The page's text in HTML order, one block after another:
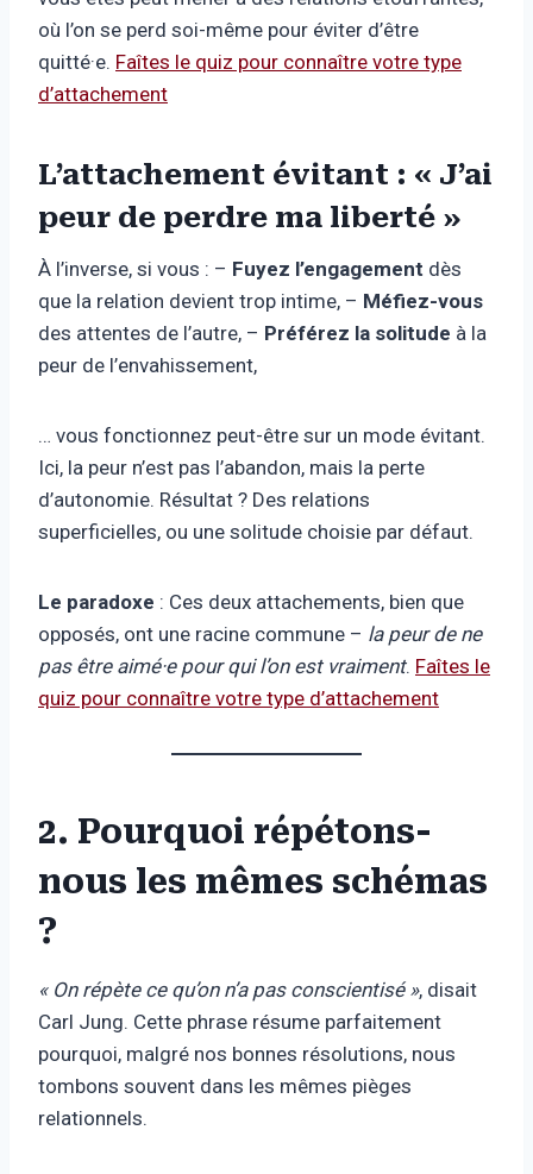
où l’on se perd soi-même pour éviter d’être
quitté·e. Faîtes le quiz pour connaître votre type
d’attachement
L’attachement évitant : « J’ai
peur de perdre ma liberté »
À l’inverse, si vous : – Fuyez l’engagement dès
que la relation devient trop intime, – Méfiez-vous
des attentes de l’autre, – Préférez la solitude à la
peur de l’envahissement,
… vous fonctionnez peut-être sur un mode évitant.
Ici, la peur n’est pas l’abandon, mais la perte
d’autonomie. Résultat ? Des relations
superficielles, ou une solitude choisie par défaut.
Le paradoxe : Ces deux attachements, bien que
opposés, ont une racine commune – la peur de ne
pas être aimé·e pour qui l’on est vraiment. Faîtes le
quiz pour connaître votre type d’attachement
2. Pourquoi répétons-
nous les mêmes schémas
?
« On répète ce qu’on n’a pas conscientisé », disait
Carl Jung. Cette phrase résume parfaitement
pourquoi, malgré nos bonnes résolutions, nous
tombons souvent dans les mêmes pièges
relationnels.